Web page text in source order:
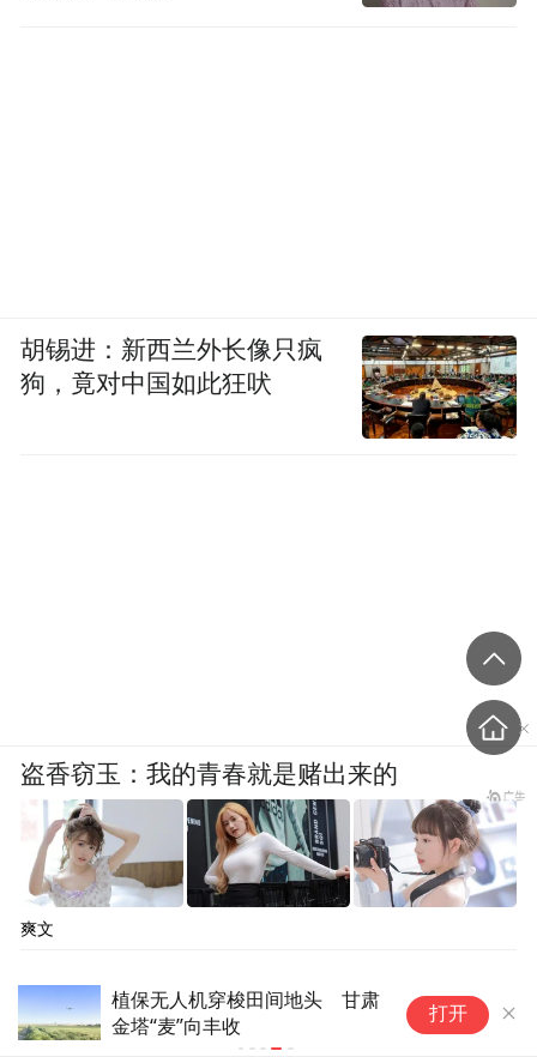
植保无人机穿梭田间地头 甘肃
金塔“麦”向丰收
打开
胡锡进：新西兰外长像只疯
狗，竟对中国如此狂吠
盗香窃玉：我的青春就是赌出来的
爽文